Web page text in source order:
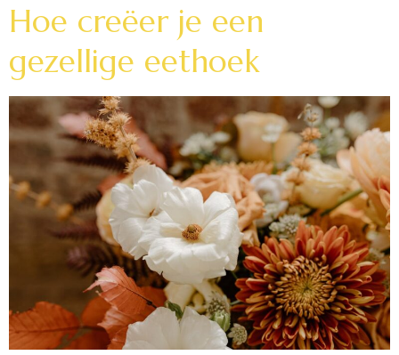
Hoe creëer je een
gezellige eethoek